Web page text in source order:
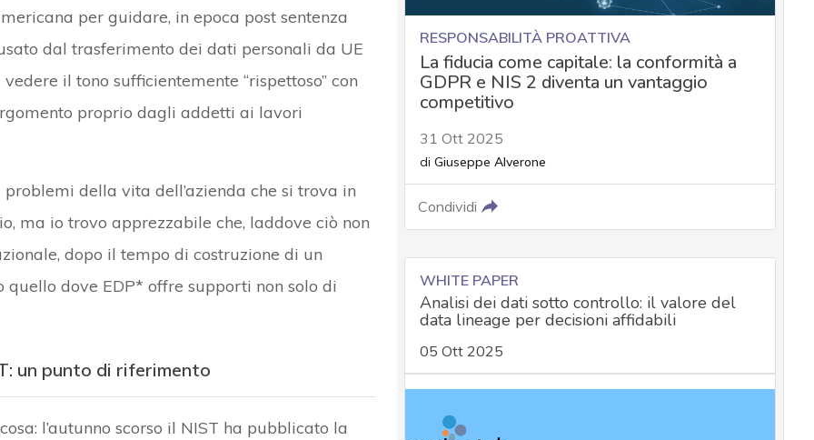
per guidare, in epoca post sentenza
dal trasferimento dei dati personali da UE
il tono sufficientemente “rispettoso” con
proprio dagli addetti ai lavori
della vita dell’azienda che si trova in
ma io trovo apprezzabile che, laddove ciò non
dopo il tempo di costruzione di un
dove EDP* offre supporti non solo di
un punto di riferimento
l’autunno scorso il NIST ha pubblicato la
RESPONSABILITÀ PROATTIVA
La fiducia come capitale: la conformità a
GDPR e NIS 2 diventa un vantaggio
competitivo
31 Ott 2025
di Giuseppe Alverone
Condividi
WHITE PAPER
Analisi dei dati sotto controllo: il valore del
data lineage per decisioni affidabili
05 Ott 2025